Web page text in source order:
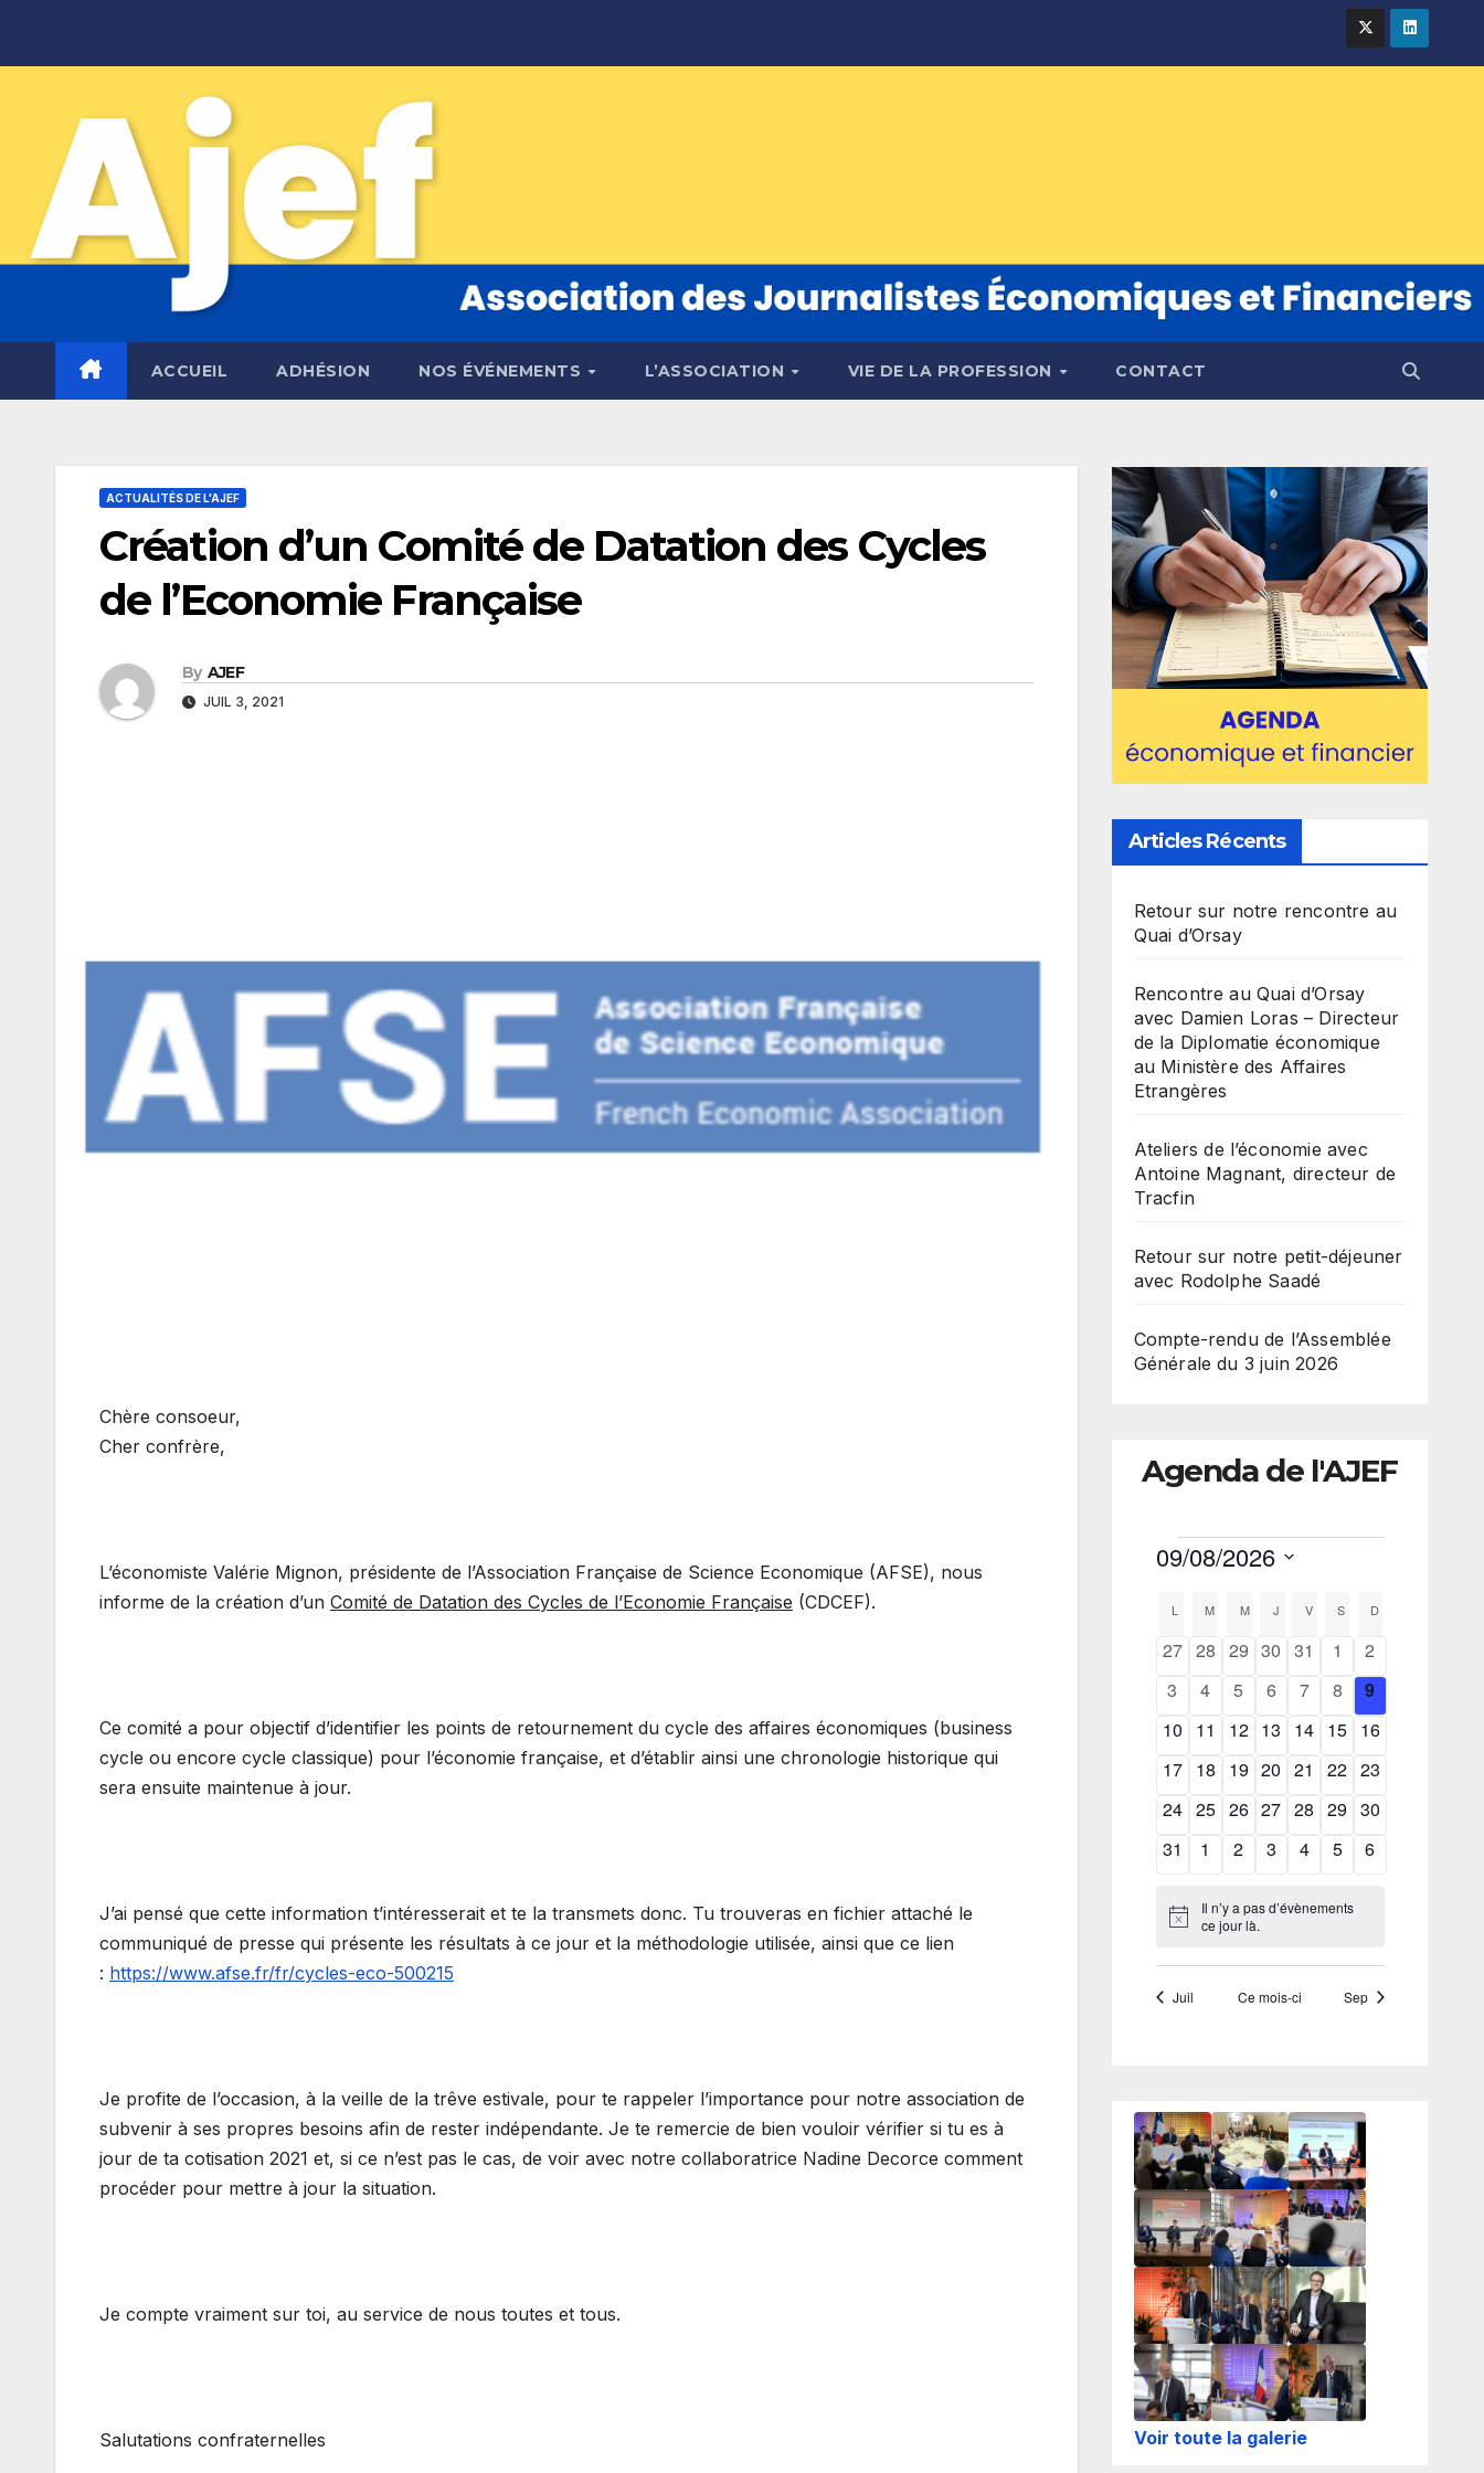
ACCUEIL ADHÉSION NOS ÉVÉNEMENTS L’ASSOCIATION VIE DE LA PROFESSION CONTACT
ACTUALITÉS DE L'AJEF
Création d’un Comité de Datation des Cycles
de l’Economie Française
By AJEF
JUIL 3, 2021
Chère consoeur,
Cher confrère,
L’économiste Valérie Mignon, présidente de l’Association Française de Science Economique (AFSE), nous
informe de la création d’un Comité de Datation des Cycles de l’Economie Française (CDCEF).
Ce comité a pour objectif d’identifier les points de retournement du cycle des affaires économiques (business
cycle ou encore cycle classique) pour l’économie française, et d’établir ainsi une chronologie historique qui
sera ensuite maintenue à jour.
J’ai pensé que cette information t’intéresserait et te la transmets donc. Tu trouveras en fichier attaché le
communiqué de presse qui présente les résultats à ce jour et la méthodologie utilisée, ainsi que ce lien
: https://www.afse.fr/fr/cycles-eco-500215
Je profite de l’occasion, à la veille de la trêve estivale, pour te rappeler l’importance pour notre association de
subvenir à ses propres besoins afin de rester indépendante. Je te remercie de bien vouloir vérifier si tu es à
jour de ta cotisation 2021 et, si ce n’est pas le cas, de voir avec notre collaboratrice Nadine Decorce comment
procéder pour mettre à jour la situation.
Je compte vraiment sur toi, au service de nous toutes et tous.
Salutations confraternelles
Articles Récents
Retour sur notre rencontre au
Quai d’Orsay
Rencontre au Quai d’Orsay
avec Damien Loras – Directeur
de la Diplomatie économique
au Ministère des Affaires
Etrangères
Ateliers de l’économie avec
Antoine Magnant, directeur de
Tracfin
Retour sur notre petit-déjeuner
avec Rodolphe Saadé
Compte-rendu de l’Assemblée
Générale du 3 juin 2026
Agenda de l'AJEF
Voir toute la galerie